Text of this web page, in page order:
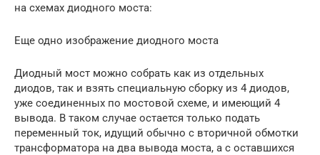
на схемах диодного моста:
Еще одно изображение диодного моста
Диодный мост можно собрать как из отдельных
диодов, так и взять специальную сборку из 4 диодов,
уже соединенных по мостовой схеме, и имеющий 4
вывода. В таком случае остается только подать
переменный ток, идущий обычно с вторичной обмотки
трансформатора на два вывода моста, а с оставшихся